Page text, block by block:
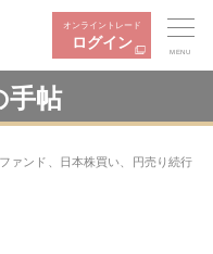
オンライントレード
ログイン
MENU
手帖
ァンド、日本株買い、円売り続行